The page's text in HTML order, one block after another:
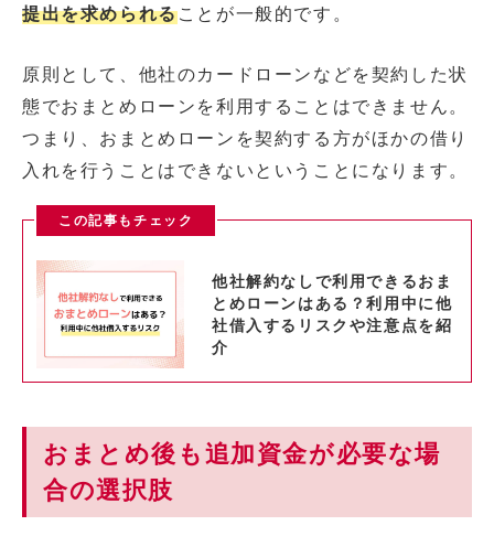
提出を求められることが一般的です。
原則として、他社のカードローンなどを契約した状
態でおまとめローンを利用することはできません。
つまり、おまとめローンを契約する方がほかの借り
入れを行うことはできないということになります。
この記事もチェック
他社解約なしで利用できるおま
とめローンはある？利用中に他
社借入するリスクや注意点を紹
介
おまとめ後も追加資金が必要な場
合の選択肢